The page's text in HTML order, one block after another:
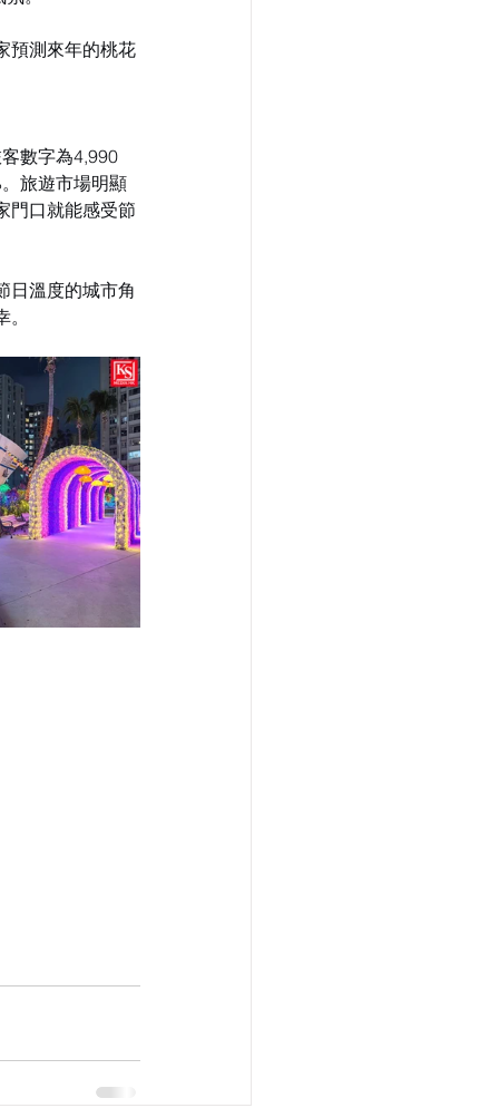
預測來年的桃花
數字為4,990
旅遊市場明顯
門口就能感受節
日溫度的城市角